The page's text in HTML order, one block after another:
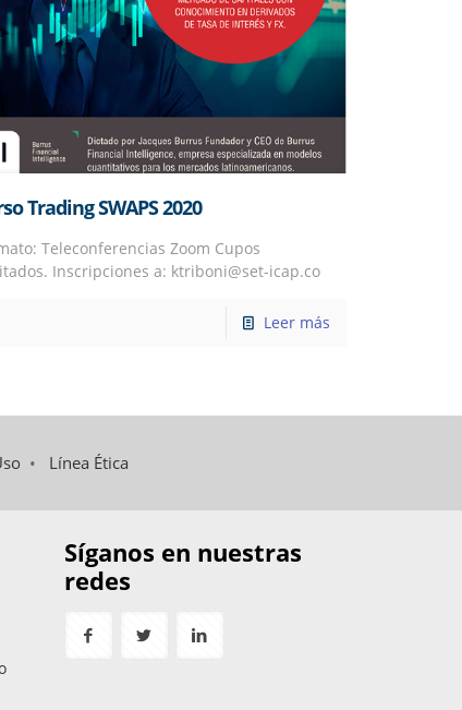
Trading SWAPS 2020
Teleconferencias Zoom Cupos
Inscripciones a: ktriboni@set-icap.co
Leer más
• Línea Ética
Síganos en nuestras
redes